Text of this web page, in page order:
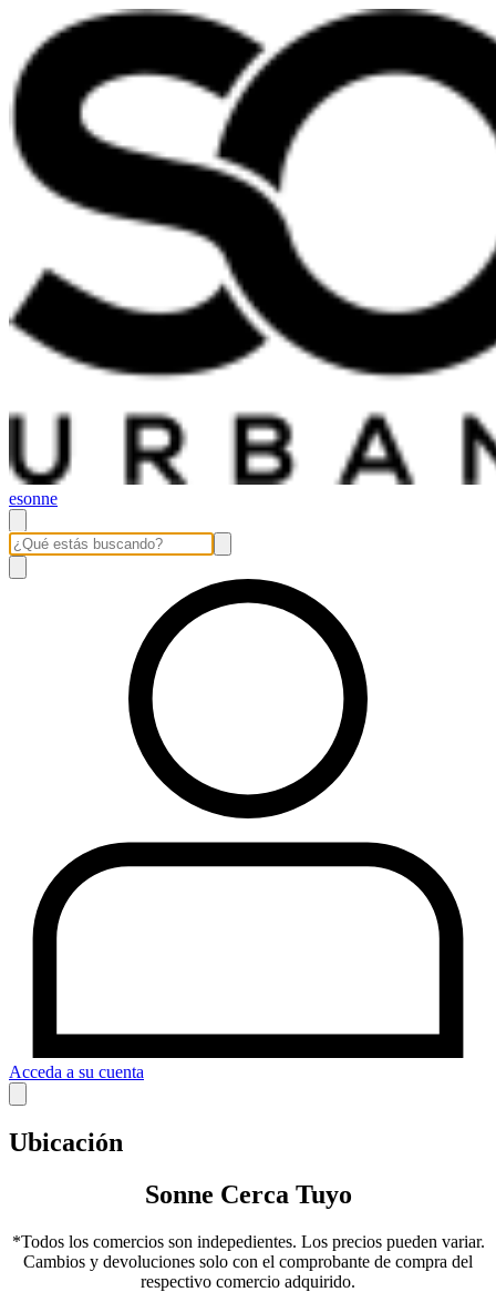
esonne
Acceda a su cuenta
Ubicación
Sonne Cerca Tuyo
*Todos los comercios son indepedientes. Los precios pueden variar.
Cambios y devoluciones solo con el comprobante de compra del
respectivo comercio adquirido.